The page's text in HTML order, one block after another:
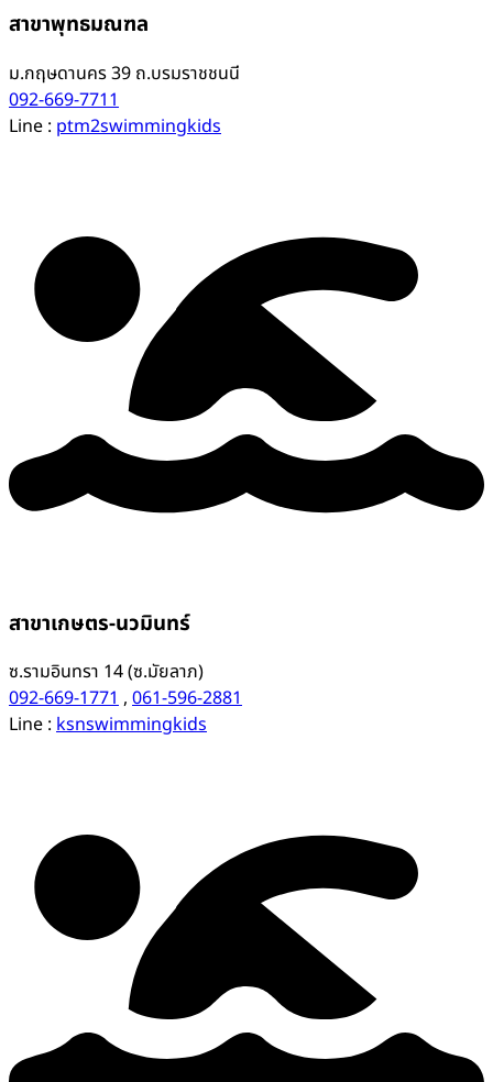
สาขาพุทธมณฑล
ม.กฤษดานคร 39 ถ.บรมราชชนนี
092-669-7711
Line : ptm2swimmingkids
สาขาเกษตร-นวมินทร์
ซ.รามอินทรา 14 (ซ.มัยลาภ)
092-669-1771, 061-596-2881
Line : ksnswimmingkids